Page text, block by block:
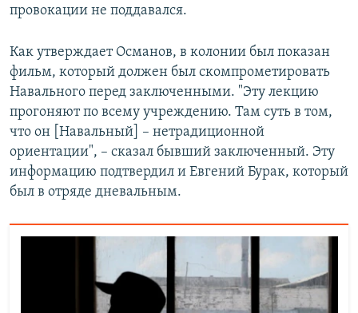
провокации не поддавался.
Как утверждает Османов, в колонии был показан
фильм, который должен был скомпрометировать
Навального перед заключенными. "Эту лекцию
прогоняют по всему учреждению. Там суть в том,
что он [Навальный] – нетрадиционной
ориентации", – сказал бывший заключенный. Эту
информацию подтвердил и Евгений Бурак, который
был в отряде дневальным.